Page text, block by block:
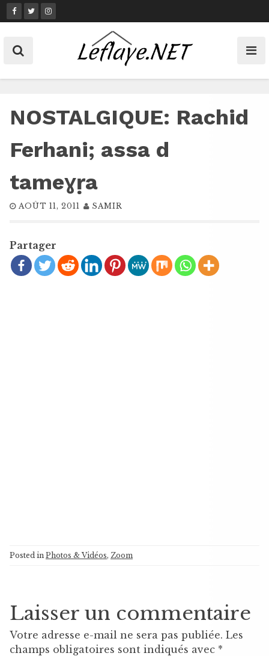
Skip
to
NOSTALGIQUE: Rachid
Ferhani; assa d
tameɣṛa
AOÛT 11, 2011 SAMIR
Partager
Posted in Photos & Vidéos, Zoom
Laisser un commentaire
Votre adresse e-mail ne sera pas publiée. Les
champs obligatoires sont indiqués avec *